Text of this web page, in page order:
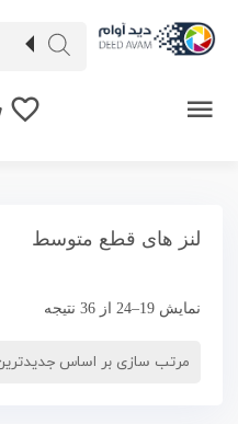
لنز های قطع متوسط
نمایش 19–24 از 36 نتیجه